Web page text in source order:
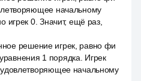
начальному
игрек 0. Значит, ещё раз,
решение игрек, равно фи
1 порядка. Игрек
начальному